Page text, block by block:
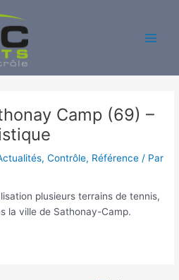
Camp (69) –
,Contrôle, Référence / Par
plusieurs terrains de tennis,
la ville de Sathonay-Camp.